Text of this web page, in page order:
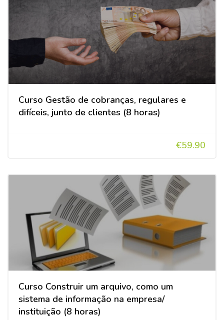
Curso Gestão de cobranças, regulares e
difíceis, junto de clientes (8 horas)
€59.90
Curso Construir um arquivo, como um
sistema de informação na empresa/
instituição (8 horas)